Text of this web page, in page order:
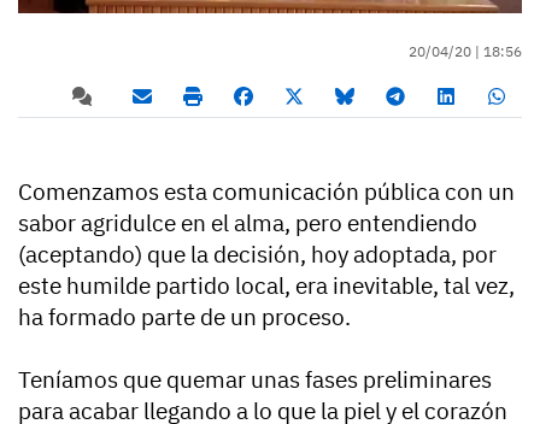
20/04/20 | 18:56
Comenzamos esta comunicación pública con un
sabor agridulce en el alma, pero entendiendo
(aceptando) que la decisión, hoy adoptada, por
este humilde partido local, era inevitable, tal vez,
ha formado parte de un proceso.
Teníamos que quemar unas fases preliminares
para acabar llegando a lo que la piel y el corazón